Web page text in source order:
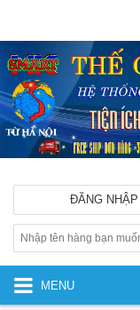
ĐĂNG NHẬP
MENU